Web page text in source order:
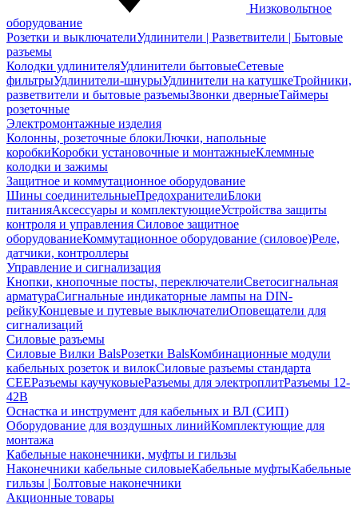
Низковольтное
оборудование
Розетки и выключателиУдлинители | Разветвители | Бытовые
разъемы
Колодки удлинителяУдлинители бытовыеСетевые
фильтрыУдлинители-шнурыУдлинители на катушкеТройники,
разветвители и бытовые разъемыЗвонки дверныеТаймеры
розеточные
Электромонтажные изделия
Колонны, розеточные блокиЛючки, напольные
коробкиКоробки установочные и монтажныеКлеммные
колодки и зажимы
Защитное и коммутационное оборудование
Шины соединительныеПредохранителиБлоки
питанияАксессуары и комплектующиеУстройства защиты
контроля и управления Силовое защитное
оборудованиеКоммутационное оборудование (силовое)Реле,
датчики, контроллеры
Управление и сигнализация
Кнопки, кнопочные посты, переключателиСветосигнальная
арматураСигнальные индикаторные лампы на DIN-
рейкуКонцевые и путевые выключателиОповещатели для
сигнализаций
Силовые разъемы
Силовые Вилки BalsРозетки BalsКомбинационные модули
кабельных розеток и вилокСиловые разъемы стандарта
CEEРазъемы каучуковыеРазъемы для электроплитРазъемы 12-
42В
Оснастка и инструмент для кабельных и ВЛ (СИП)
Оборудование для воздушных линийКомплектующие для
монтажа
Кабельные наконечники, муфты и гильзы
Наконечники кабельные силовыеКабельные муфтыКабельные
гильзы | Болтовые наконечники
Акционные товары